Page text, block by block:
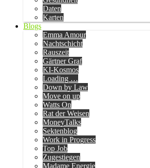
Daten
Karten
Blogs
Emma Amour
Nachtschicht
Rauszeit
Gärtner Graf
KI-Kosmos
Loading …
Down by Law
Move on up
Watts On
Rat der Weisen
MoneyTalks
Sektenblog
Work in Progress
Top Job
Zugestiegen
Madame Energie